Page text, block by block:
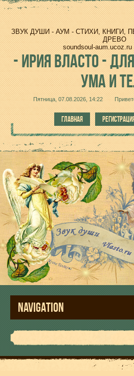
ЗВУК ДУШИ - АУМ - СТИХИ, КНИГИ,
ДРЕВО
soundsoul-
-ИРИЯ ВЛАСТО -
УМА И
Пятница, 07.08.2026, 14:22
ГЛАВНАЯ РЕГИСТРАЦИЯ
NAVIGATION